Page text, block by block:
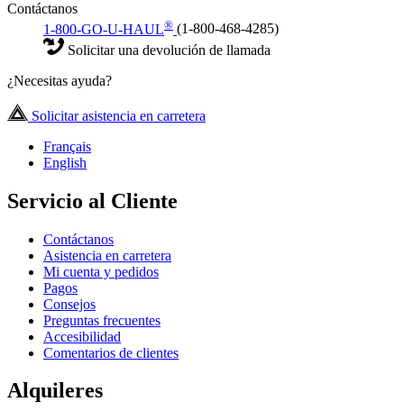
Contáctanos
1-800-GO-U-HAUL® (1-800-468-4285)
Solicitar una devolución de llamada
¿Necesitas ayuda?
Solicitar asistencia en carretera
Français
English
Servicio al Cliente
Contáctanos
Asistencia en carretera
Mi cuenta y pedidos
Pagos
Consejos
Preguntas frecuentes
Accesibilidad
Comentarios de clientes
Alquileres